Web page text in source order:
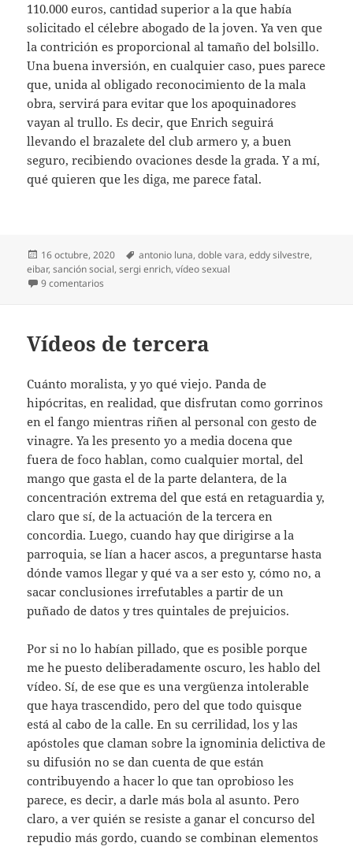
110.000 euros, cantidad superior a la que había
solicitado el célebre abogado de la joven. Ya ven que
la contrición es proporcional al tamaño del bolsillo.
Una buena inversión, en cualquier caso, pues parece
que, unida al obligado reconocimiento de la mala
obra, servirá para evitar que los apoquinadores
vayan al trullo. Es decir, que Enrich seguirá
llevando el brazalete del club armero y, a buen
seguro, recibiendo ovaciones desde la grada. Y a mí,
qué quieren que les diga, me parece fatal.
Publicado
el
16 octubre, 2020 Etiquetas
antonio luna,doble vara,eddy silvestre,
eibar,sanción social,sergi enrich,vídeo sexual
9 comentarios
Vídeos de tercera
Cuánto moralista, y yo qué viejo. Panda de
hipócritas, en realidad, que disfrutan como gorrinos
en el fango mientras riñen al personal con gesto de
vinagre. Ya les presento yo a media docena que
fuera de foco hablan, como cualquier mortal, del
mango que gasta el de la parte delantera, de la
concentración extrema del que está en retaguardia y,
claro que sí, de la actuación de la tercera en
concordia. Luego, cuando hay que dirigirse a la
parroquia, se lían a hacer ascos, a preguntarse hasta
dónde vamos llegar y qué va a ser esto y, cómo no, a
sacar conclusiones irrefutables a partir de un
puñado de datos y tres quintales de prejuicios.
Por si no lo habían pillado, que es posible porque
me he puesto deliberadamente oscuro, les hablo del
vídeo. Sí, de ese que es una vergüenza intolerable
que haya trascendido, pero del que todo quisque
está al cabo de la calle. En su cerrilidad, los y las
apóstoles que claman sobre la ignominia delictiva de
su difusión no se dan cuenta de que están
contribuyendo a hacer lo que tan oprobioso les
parece, es decir, a darle más bola al asunto. Pero
claro, a ver quién se resiste a ganar el concurso del
repudio más gordo, cuando se combinan elementos